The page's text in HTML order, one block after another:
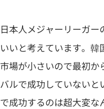
本人メジャーリーガ
いと考えています。
場が小さいので最初か
で成功していないと
成功するのは超大変な